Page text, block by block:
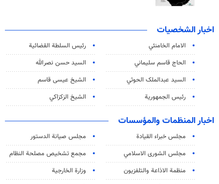
اخبار الشخصيات
الامام الخامنئي
رئیس السلطة القضائیة
الحاج قاسم سليماني
السيد حسن نصرالله
السید عبدالملک الحوثي
الشيخ عيسى قاسم
رئيس الجمهورية
الشيخ الزكزاكي
اخبار المنظمات والمؤسسات
مجلس خبراء القيادة
مجلس صيانة الدستور
مجلس الشورى الاسلامي
مجمع تشخيص مصلحة النظام
منظمة الاذاعة والتلفزیون
وزارة الخارجية